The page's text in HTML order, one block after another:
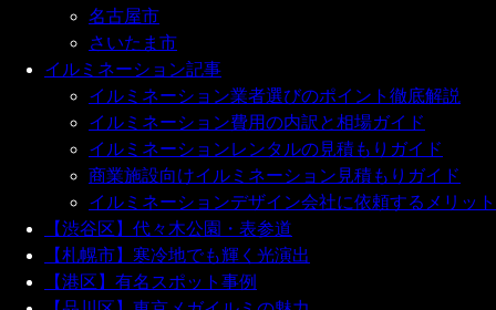
名古屋市
さいたま市
イルミネーション記事
イルミネーション業者選びのポイント徹底解説
イルミネーション費用の内訳と相場ガイド
イルミネーションレンタルの見積もりガイド
商業施設向けイルミネーション見積もりガイド
イルミネーションデザイン会社に依頼するメリット
【渋谷区】代々木公園・表参道
【札幌市】寒冷地でも輝く光演出
【港区】有名スポット事例